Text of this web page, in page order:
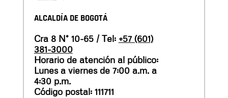
ALCALDÍA DE BOGOTÁ
Cra 8 N° 10-65 / Tel: +57 (601)
381-3000
Horario de atención al público:
Lunes a viernes de 7:00 a.m. a
4:30 p.m.
Código postal: 111711